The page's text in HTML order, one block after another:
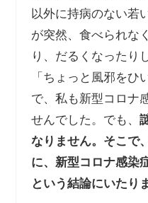
以外に持病のない若
が突然、食べられな
り、だるくなったり
「ちょっと風邪をひ
で、私も新型コロナ
せんでした。でも、
なりません。そこで
に、新型コロナ感染
という結論にいたり